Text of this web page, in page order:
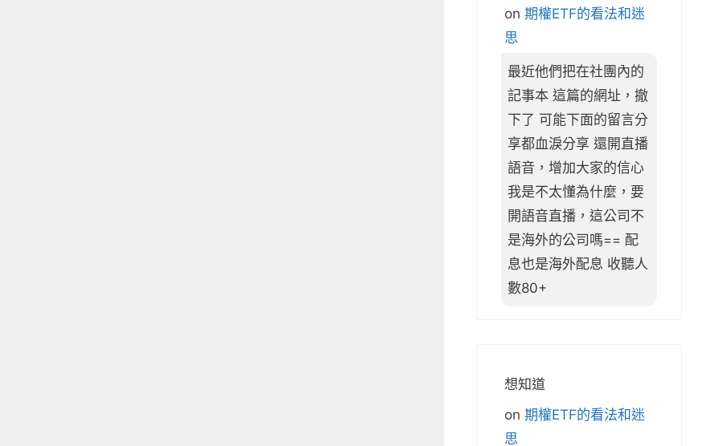
on 期權ETF的看法和迷
思
最近他們把在社團內的
記事本 這篇的網址，撤
下了 可能下面的留言分
享都血淚分享 還開直播
語音，增加大家的信心
我是不太懂為什麼，要
開語音直播，這公司不
是海外的公司嗎== 配
息也是海外配息 收聽人
數80+
想知道
on 期權ETF的看法和迷
思